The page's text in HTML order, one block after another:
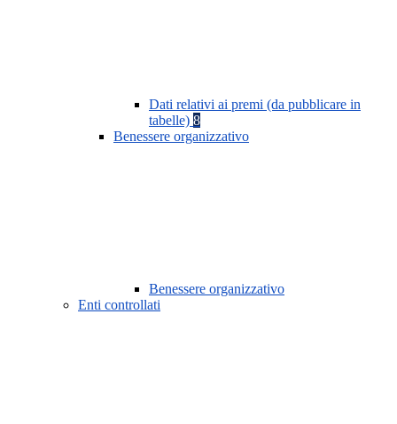
Dati relativi ai premi (da pubblicare in
tabelle) 8
Benessere organizzativo
Benessere organizzativo
Enti controllati